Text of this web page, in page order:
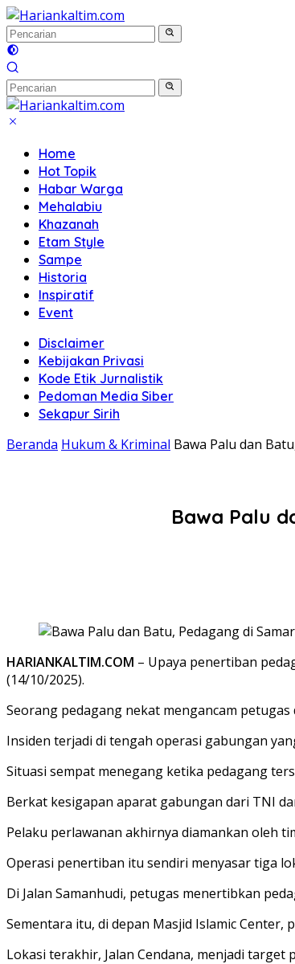
Langsung
ke
konten
Home
Hot Topik
Habar Warga
Mehalabiu
Khazanah
Etam Style
Sampe
Historia
Inspiratif
Event
Disclaimer
Kebijakan Privasi
Kode Etik Jurnalistik
Pedoman Media Siber
Sekapur Sirih
Beranda Hukum & Kriminal Bawa Palu dan
Bawa Palu
HARIANKALTIM.COM – Upaya penertiban
(14/10/2025).
Seorang pedagang nekat mengancam
​Insiden terjadi di tengah operasi gabungan
Situasi sempat menegang ketika pedagang
​Berkat kesigapan aparat gabungan dari TNI
Pelaku perlawanan akhirnya diamankan oleh
​Operasi penertiban itu sendiri menyasar tiga
Di Jalan Samanhudi, petugas menertibkan
Sementara itu, di depan Masjid Islamic
Lokasi terakhir, Jalan Cendana, menjadi